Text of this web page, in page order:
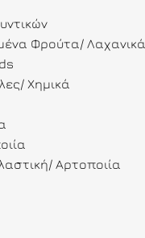
Φρούτα/ Λαχανικά
Χημικά
Αρτοποιία